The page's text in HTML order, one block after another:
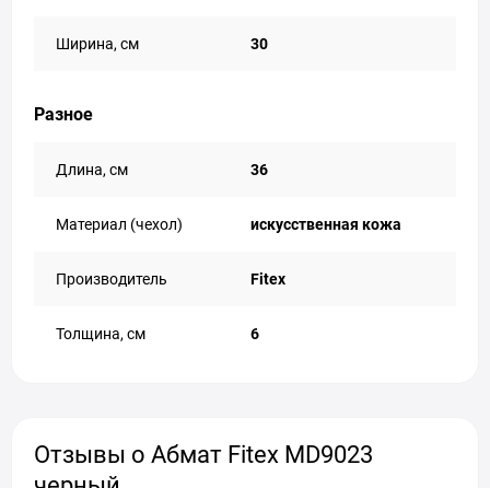
Ширина, см 30
Разное
Длина, см 36
Материал (чехол) искусственная кожа
Производитель Fitex
Толщина, см 6
Отзывы о Абмат Fitex MD9023